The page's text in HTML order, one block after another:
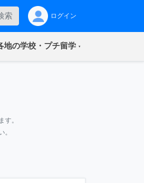
索 ログイン
地の学校・プチ留学(current)
す。
。